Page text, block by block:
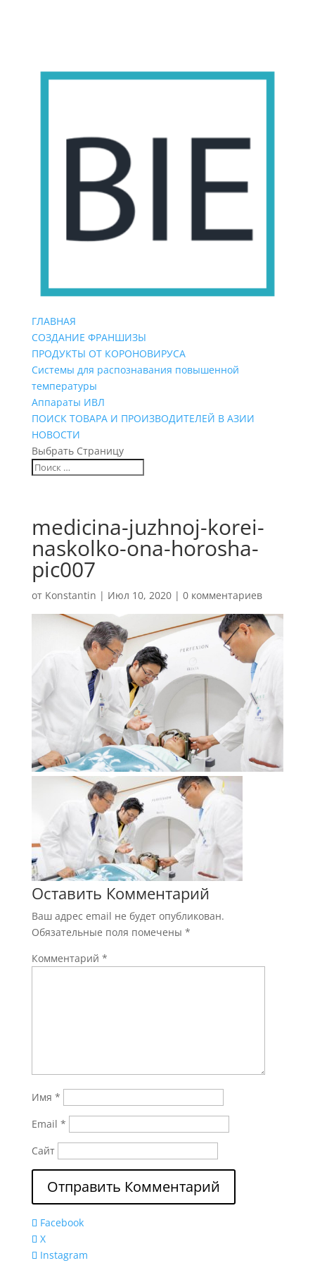
ГЛАВНАЯ
СОЗДАНИЕ ФРАНШИЗЫ
ПРОДУКТЫ ОТ КОРОНОВИРУСА
Системы для распознавания повышенной
температуры
Аппараты ИВЛ
ПОИСК ТОВАРА И ПРОИЗВОДИТЕЛЕЙ В АЗИИ
НОВОСТИ
Выбрать Страницу
medicina-juzhnoj-korei-
naskolko-ona-horosha-
pic007
от Konstantin | Июл 10, 2020| 0 комментариев
Оставить Комментарий
Ваш адрес email не будет опубликован.
Обязательные поля помечены *
Комментарий *
Имя *
Email *
Сайт
Facebook
X
Instagram